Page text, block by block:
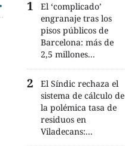
El ‘complicado’
engranaje tras los
pisos públicos de
Barcelona: más de
2,5 millones...
El Síndic rechaza el
sistema de cálculo de
la polémica tasa de
residuos en
Viladecans:...